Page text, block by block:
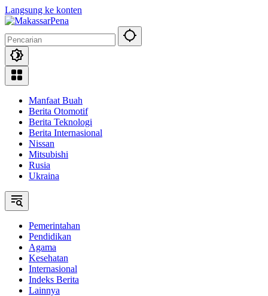
Langsung ke konten
Manfaat Buah
Berita Otomotif
Berita Teknologi
Berita Internasional
Nissan
Mitsubishi
Rusia
Ukraina
Pemerintahan
Pendidikan
Agama
Kesehatan
Internasional
Indeks Berita
Lainnya